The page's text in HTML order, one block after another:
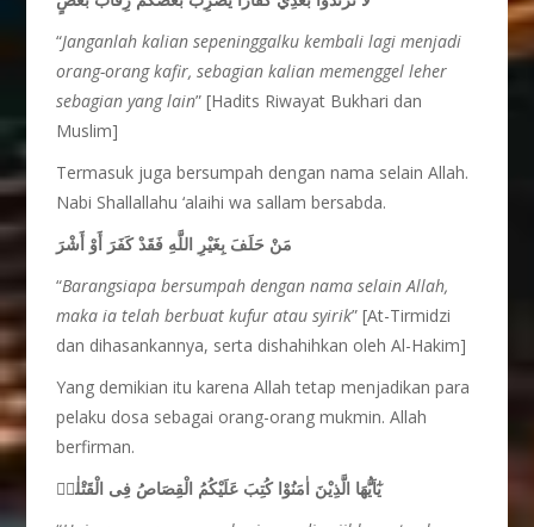
“Janganlah kalian sepeninggalku kembali lagi menjadi
orang-orang kafir, sebagian kalian memenggel leher
sebagian yang lain” [Hadits Riwayat Bukhari dan
Muslim]
Termasuk juga bersumpah dengan nama selain Allah.
Nabi Shallallahu ‘alaihi wa sallam bersabda.
مَنْ حَلَفَ بِغَيْرِ اللَّهِ فَقَدْ كَفَرَ أَوْ أَشْرَ
“Barangsiapa bersumpah dengan nama selain Allah,
maka ia telah berbuat kufur atau syirik” [At-Tirmidzi
dan dihasankannya, serta dishahihkan oleh Al-Hakim]
Yang demikian itu karena Allah tetap menjadikan para
pelaku dosa sebagai orang-orang mukmin. Allah
berfirman.
يٰٓاَيُّهَا الَّذِيْنَ اٰمَنُوْا كُتِبَ عَلَيْكُمُ الْقِصَاصُ فِى الْقَتْلٰىۗ